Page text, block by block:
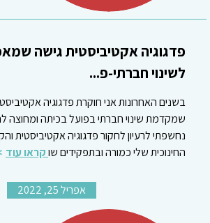
פדגוגיה אקטיביסטית גישה
לשינוי חברתי-פ...
בשנים האחרונות אני חוקרת פדגוגיה
שמקדמת שינוי חברתי בפועל בכיתה ומחוצה
נחשפתי לרעיון לחקור פדגוגיה אקטיביסטית
החינוכית שלי כמורה ובתפקידים שוקראו עוד
אפריל 25, 2022